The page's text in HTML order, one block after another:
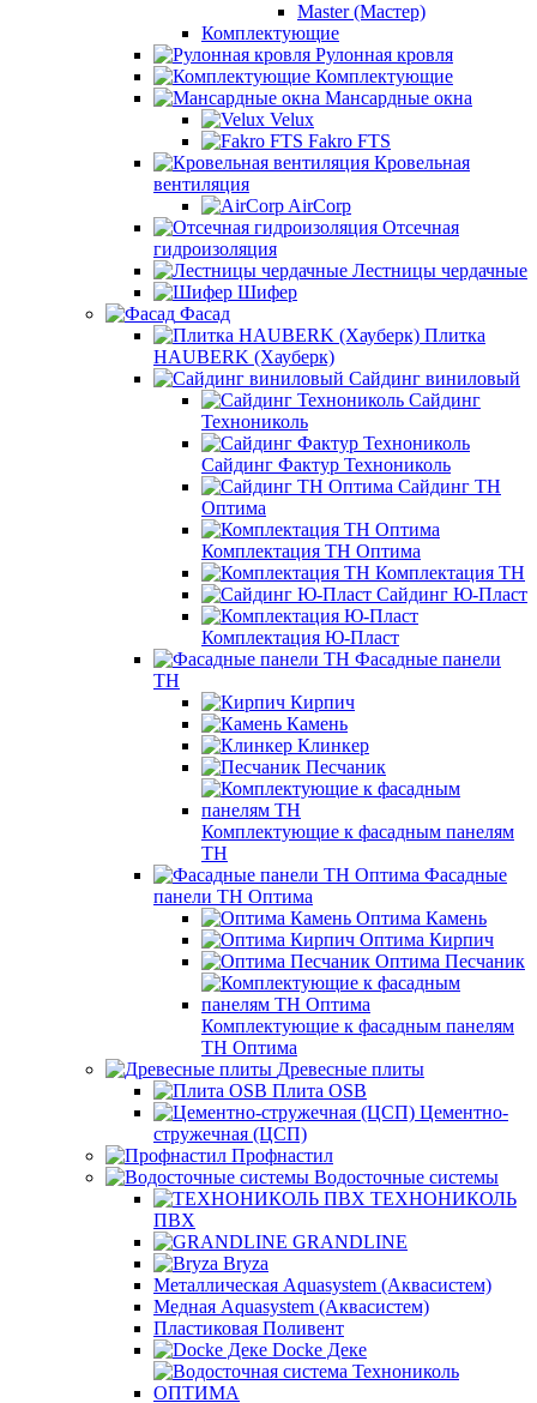
Master (Мастер)
Комплектующие
Рулонная кровля
Комплектующие
Мансардные окна
Velux
Fakro FTS
Кровельная
вентиляция
AirCorp
Отсечная
гидроизоляция
Лестницы чердачные
Шифер
Фасад
Плитка
HAUBERK (Хауберк)
Сайдинг виниловый
Сайдинг
Технониколь
Сайдинг Фактур Технониколь
Сайдинг ТН
Оптима
Комплектация ТН Оптима
Комплектация ТН
Сайдинг Ю-Пласт
Комплектация Ю-Пласт
Фасадные панели
ТН
Кирпич
Камень
Клинкер
Песчаник
Комплектующие к фасадным панелям
ТН
Фасадные
панели ТН Оптима
Оптима Камень
Оптима Кирпич
Оптима Песчаник
Комплектующие к фасадным панелям
ТН Оптима
Древесные плиты
Плита OSB
Цементно-
стружечная (ЦСП)
Профнастил
Водосточные системы
ТЕХНОНИКОЛЬ
ПВХ
GRANDLINE
Bryza
Металлическая Aquasystem (Аквасистем)
Медная Aquasystem (Аквасистем)
Пластиковая Поливент
Docke Деке